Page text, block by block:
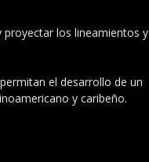
proyectar los lineamientos y
el desarrollo de un
y caribeño.